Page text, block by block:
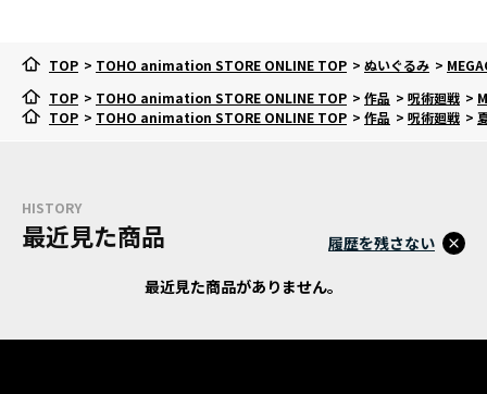
TOP > TOHO animation STORE ONLINE TOP > ぬいぐるみ >
TOP > TOHO animation STORE ONLINE TOP > 作品 > 呪術廻戦 >
TOP > TOHO animation STORE ONLINE TOP > 作品 > 呪術廻戦 >
HISTORY
最近見た商品
最近見た商品がありません。
履歴を残さない